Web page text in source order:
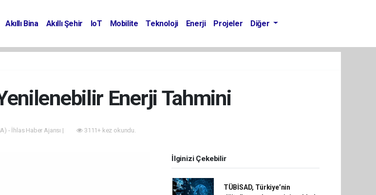
Akıllı Bina Akıllı Şehir IoT Mobilite Teknoloji Enerji Projeler Diğer
Enerji Tahmini
- İhlas Haber Ajansı | 3111+ kez okundu.
İlginizi Çekebilir
TÜBİSAD, Türkiye’nin